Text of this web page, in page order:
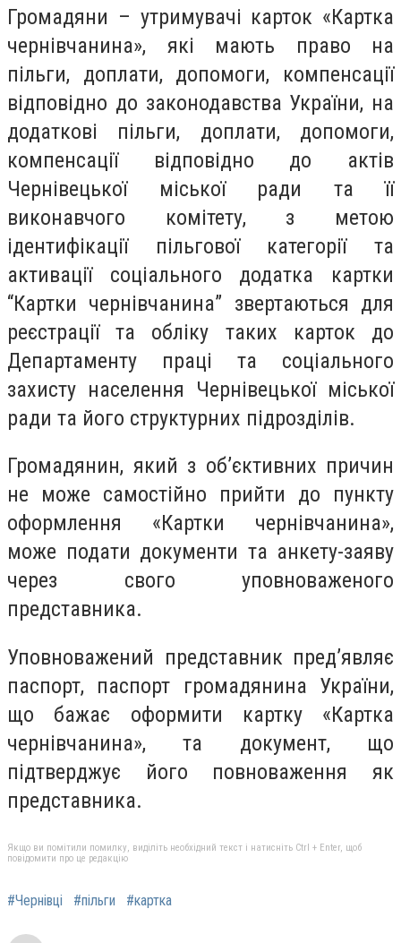
Громадяни – утримувачі карток «Картка
чернівчанина», які мають право на
пільги, доплати, допомоги, компенсації
відповідно до законодавства України, на
додаткові пільги, доплати, допомоги,
компенсації відповідно до актів
Чернівецької міської ради та її
виконавчого комітету, з метою
ідентифікації пільгової категорії та
активації соціального додатка картки
“Картки чернівчанина” звертаються для
реєстрації та обліку таких карток до
Департаменту праці та соціального
захисту населення Чернівецької міської
ради та його структурних підрозділів.
Громадянин, який з об’єктивних причин
не може самостійно прийти до пункту
оформлення «Картки чернівчанина»,
може подати документи та анкету-заяву
через свого уповноваженого
представника.
Уповноважений представник пред’являє
паспорт, паспорт громадянина України,
що бажає оформити картку «Картка
чернівчанина», та документ, що
підтверджує його повноваження як
представника.
Якщо ви помітили помилку, виділіть необхідний текст і натисніть Ctrl + Enter, щоб
повідомити про це редакцію
#Чернівці #пільги #картка